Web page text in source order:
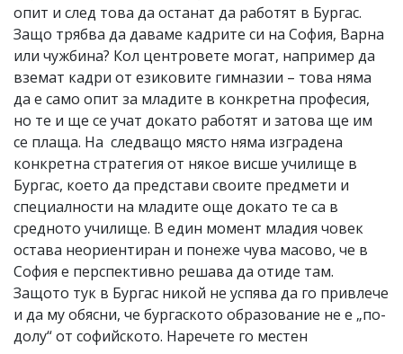
опит и след това да останат да работят в Бургас.
Защо трябва да даваме кадрите си на София, Варна
или чужбина? Кол центровете могат, например да
вземат кадри от езиковите гимназии – това няма
да е само опит за младите в конкретна професия,
но те и ще се учат докато работят и затова ще им
се плаща. На следващо място няма изградена
конкретна стратегия от някое висше училище в
Бургас, което да представи своите предмети и
специалности на младите още докато те са в
средното училище. В един момент младия човек
остава неориентиран и понеже чува масово, че в
София е перспективно решава да отиде там.
Защото тук в Бургас никой не успява да го привлече
и да му обясни, че бургаското образование не е „по-
долу“ от софийското. Наречете го местен